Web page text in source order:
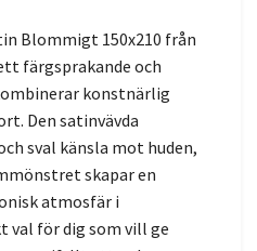
Blommigt 150x210 från
färgsprakande och
konstnärlig
Den satinvävda
sval känsla mot huden,
skapar en
atmosfär i
val för dig som vill ge